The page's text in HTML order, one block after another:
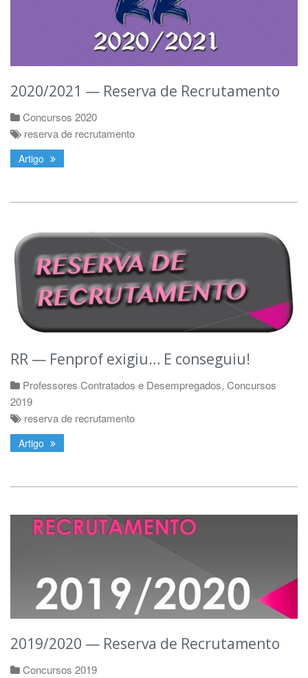
2020/2021 — Reserva de Recrutamento
Concursos 2020
reserva de recrutamento
Artigo
RR — Fenprof exigiu… E conseguiu!
Professores Contratados e Desempregados, Concursos
2019
reserva de recrutamento
Artigo
2019/2020 — Reserva de Recrutamento
Concursos 2019